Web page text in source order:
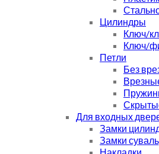
Цилиндры
Ключ/
Ключ/
Петли
Без
Для входных
Замки
Замки